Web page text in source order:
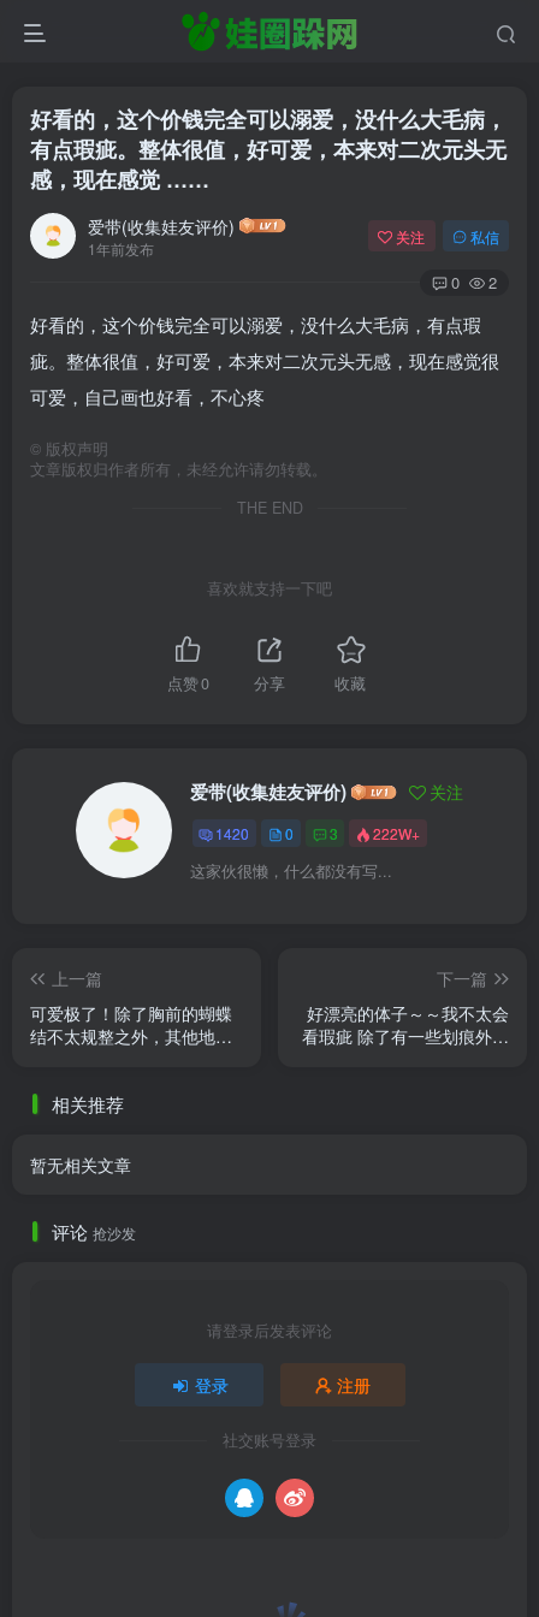
好看的，这个价钱完全可以溺爱，没什么大毛病，
有点瑕疵。整体很值，好可爱，本来对二次元头无
感，现在感觉 ……
爱带(收集娃友评价)
1年前发布
关注 私信
0 2
好看的，这个价钱完全可以溺爱，没什么大毛病，有点瑕
疵。整体很值，好可爱，本来对二次元头无感，现在感觉很
可爱，自己画也好看，不心疼
© 版权声明
文章版权归作者所有，未经允许请勿转载。
THE END
喜欢就支持一下吧
点赞0 分享 收藏
爱带(收集娃友评价) 关注
1420 0 3 222W+
这家伙很懒，什么都没有写...
上一篇
可爱极了！除了胸前的蝴蝶
结不太规整之外，其他地方
异色 ......
下一篇
好漂亮的体子～～我不太会
看瑕疵 除了有一些划痕外没
相关推荐
暂无相关文章
评论 抢沙发
请登录后发表评论
登录 注册
社交账号登录